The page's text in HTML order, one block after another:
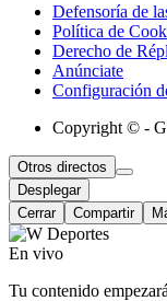
Defensoría de
Política de
Derecho de
Anúnciate
Configuración
Copyright © -
Otros directos
Desplegar
Cerrar
Compartir
En vivo
Tu contenido